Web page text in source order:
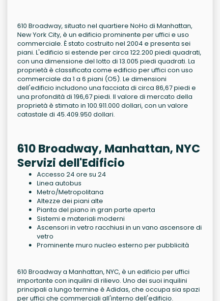
610 Broadway, situato nel quartiere NoHo di Manhattan,
New York City, è un edificio prominente per uffici e uso
commerciale. È stato costruito nel 2004 e presenta sei
piani. L'edificio si estende per circa 122.200 piedi quadrati,
con una dimensione del lotto di 13.005 piedi quadrati. La
proprietà è classificata come edificio per uffici con uso
commerciale da 1 a 6 piani (O5). Le dimensioni
dell'edificio includono una facciata di circa 86,67 piedi e
una profondità di 196,67 piedi. Il valore di mercato della
proprietà è stimato in 100.911.000 dollari, con un valore
catastale di 45.409.950 dollari.
610 Broadway, Manhattan, NYC
Servizi dell'Edificio
Accesso 24 ore su 24
Linea autobus
Metro/Metropolitana
Altezze dei piani alte
Pianta del piano in gran parte aperta
Sistemi e materiali moderni
Ascensori in vetro racchiusi in un vano ascensore di
vetro
Prominente muro nucleo esterno per pubblicità
610 Broadway a Manhattan, NYC, è un edificio per uffici
importante con inquilini di rilievo. Uno dei suoi inquilini
principali a lungo termine è Adidas, che occupa sia spazi
per uffici che commerciali all'interno dell'edificio.